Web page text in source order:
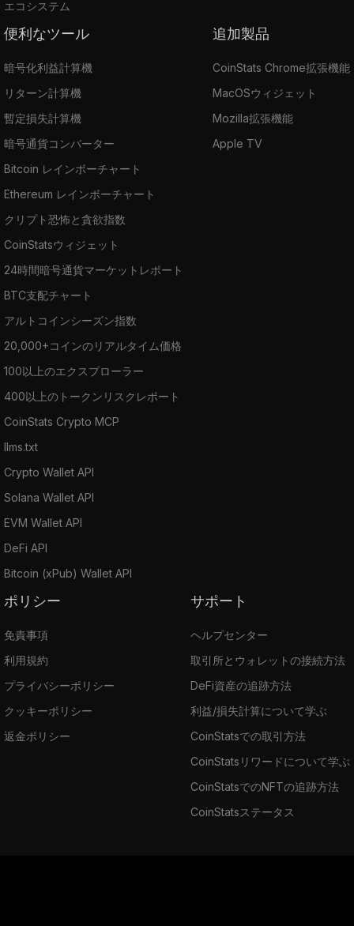
エコシステム
便利なツール
暗号化利益計算機
リターン計算機
暫定損失計算機
暗号通貨コンバーター
Bitcoin レインボーチャート
Ethereum レインボーチャート
クリプト恐怖と貪欲指数
CoinStatsウィジェット
24時間暗号通貨マーケットレポート
BTC支配チャート
アルトコインシーズン指数
20,000+コインのリアルタイム価格
100以上のエクスプローラー
400以上のトークンリスクレポート
CoinStats Crypto MCP
llms.txt
Crypto Wallet API
Solana Wallet API
EVM Wallet API
DeFi API
Bitcoin (xPub) Wallet API
追加製品
CoinStats Chrome拡張機能
MacOSウィジェット
Mozilla拡張機能
Apple TV
ポリシー
免責事項
利用規約
プライバシーポリシー
クッキーポリシー
返金ポリシー
サポート
ヘルプセンター
取引所とウォレットの接続方法
DeFi資産の追跡方法
利益/損失計算について学ぶ
CoinStatsでの取引方法
CoinStatsリワードについて学ぶ
CoinStatsでのNFTの追跡方法
CoinStatsステータス